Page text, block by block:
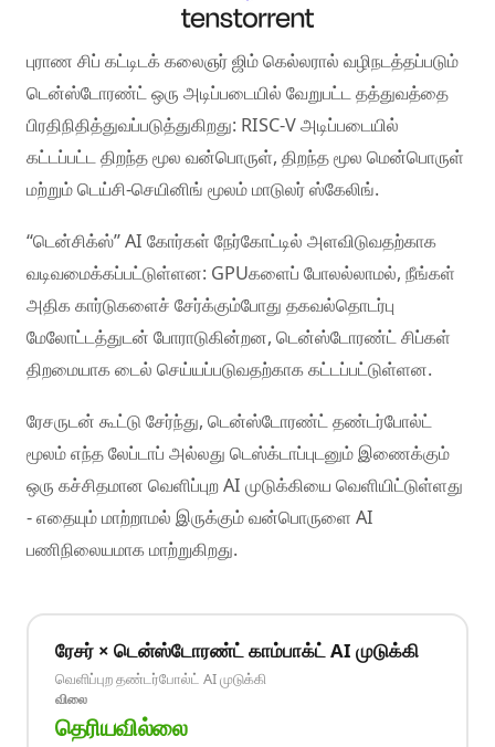
புராண சிப் கட்டிடக் கலைஞர் ஜிம் கெல்லரால் வழிநடத்தப்படும்
டென்ஸ்டோரண்ட் ஒரு அடிப்படையில் வேறுபட்ட தத்துவத்தை
பிரதிநிதித்துவப்படுத்துகிறது: RISC-V அடிப்படையில்
கட்டப்பட்ட திறந்த மூல வன்பொருள், திறந்த மூல மென்பொருள்
மற்றும் டெய்சி-செயினிங் மூலம் மாடுலர் ஸ்கேலிங்.
டென்சிக்ஸ் AI கோர்கள் நேர்கோட்டில் அளவிடுவதற்காக
வடிவமைக்கப்பட்டுள்ளன: GPUகளைப் போலல்லாமல், நீங்கள்
அதிக கார்டுகளைச் சேர்க்கும்போது தகவல்தொடர்பு
மேலோட்டத்துடன் போராடுகின்றன, டென்ஸ்டோரண்ட் சிப்கள்
திறமையாக டைல் செய்யப்படுவதற்காக கட்டப்பட்டுள்ளன.
ரேசருடன் கூட்டு சேர்ந்து, டென்ஸ்டோரண்ட் தண்டர்போல்ட்
மூலம் எந்த லேப்டாப் அல்லது டெஸ்க்டாப்புடனும் இணைக்கும்
ஒரு கச்சிதமான வெளிப்புற AI முடுக்கியை வெளியிட்டுள்ளது
- எதையும் மாற்றாமல் இருக்கும் வன்பொருளை AI
பணிநிலையமாக மாற்றுகிறது.
ரேசர் × டென்ஸ்டோரண்ட் காம்பாக்ட் AI முடுக்கி
வெளிப்புற தண்டர்போல்ட் AI முடுக்கி
விலை
தெரியவில்லை